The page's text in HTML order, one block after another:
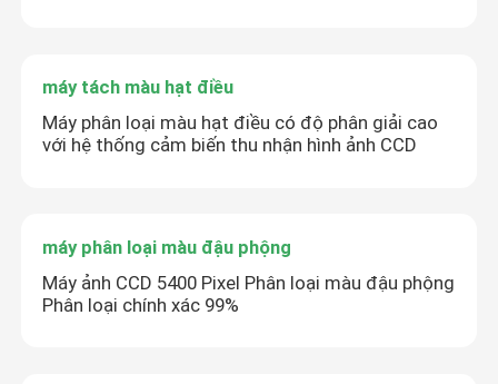
máy tách màu hạt điều
Máy phân loại màu hạt điều có độ phân giải cao
với hệ thống cảm biến thu nhận hình ảnh CCD
máy phân loại màu đậu phộng
Máy ảnh CCD 5400 Pixel Phân loại màu đậu phộng
Phân loại chính xác 99%